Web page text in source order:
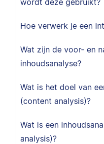
wordt deze gebruikt?
Hoe verwerk je een
Wat zijn de voor- en
inhoudsanalyse?
Wat is het doel van
(content analysis)?
Wat is een
analysis)?